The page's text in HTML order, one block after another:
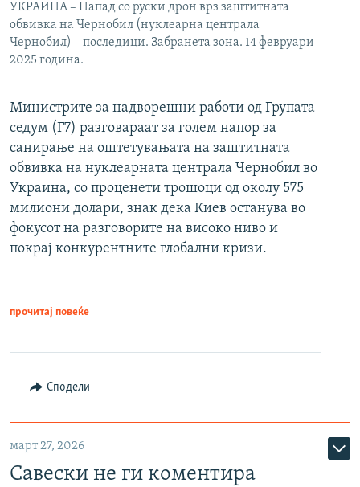
УКРАИНА – Напад со руски дрон врз заштитната
обвивка на Чернобил (нуклеарна централа
Чернобил) – последици. Забранета зона. 14 февруари
2025 година.
Министрите за надворешни работи од Групата
седум (Г7) разговараат за голем напор за
санирање на оштетувањата на заштитната
обвивка на нуклеарната централа Чернобил во
Украина, со проценети трошоци од околу 575
милиони долари, знак дека Киев останува во
фокусот на разговорите на високо ниво и
покрај конкурентните глобални кризи.
прочитај повеќе
Сподели
март 27, 2026
Савески не ги коментира